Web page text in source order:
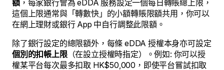
額，每家銀行會為 eDDA 服務設定一個每日轉賬總上限，
這個上限通常與「轉數快」的小額轉賬限額共用，你可以
在網上理財或銀行 App 中自行調整此限額。
除了銀行設定的總限額外，每條 eDDA 授權本身亦可設定
個別的扣帳上限（在設立授權時指定）。例如: 你可以授
權某平台每次最多扣取 HK$50,000，即使平台嘗試扣取